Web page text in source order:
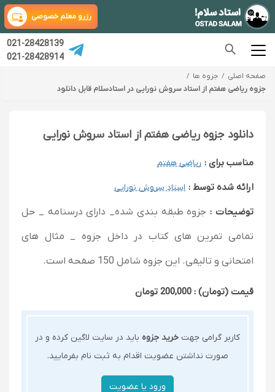
رزرو معلم خصوصی
021-28428139
021-28428914
صفحه اصلی
جزوه ها
جزوه ریاضی هفتم از استاد سروش نورایی در استادسلام قابل دانلود
دانلود جزوه ریاضی هفتم از استاد سروش نورایی
مناسب برای : ریاضی هفتم
ارائه شده توسط : استاد سروش نورایی
توضیحات :جزوه طبقه بندی شده_ دارای درسنامه _ حل
تمامی تمرین های کتاب در داخل جزوه _ مثال های
امتحانی و تالیفی. این جزوه شامل 150 صفحه است.
قیمت (تومان) : 200,000 تومان
کاربر گرامی جهت خرید جزوه باید در سایت لاگین کرده و در
صورت نداشتن عضویت اقدام به ثبت نام بفرمایید.